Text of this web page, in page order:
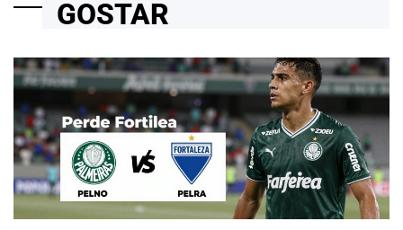
GOSTAR